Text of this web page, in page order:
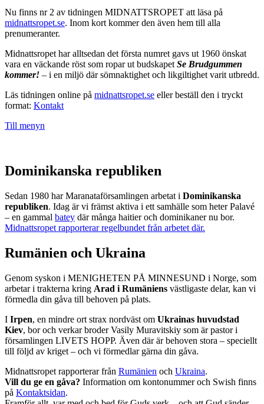
Nu finns nr 2 av tidningen MIDNATTSROPET att läsa på
midnattsropet.se. Inom kort kommer den även hem till alla
prenumeranter.
Midnattsropet har alltsedan det första numret gavs ut 1960 önskat
vara en väckande röst som ropar ut budskapet Se Brudgummen
kommer! – i en miljö där sömnaktighet och likgiltighet varit utbredd.
Läs tidningen online på midnattsropet.se eller beställ den i tryckt
format: Kontakt
Till menyn
Dominikanska republiken
Sedan 1980 har Maranataförsamlingen arbetat i Dominikanska
republiken. Idag är vi främst aktiva i ett samhälle som heter Palavé
– en gammal batey där många haitier och dominikaner nu bor.
Midnattsropet rapporterar regelbundet från arbetet där.
Rumänien och Ukraina
Genom syskon i MENIGHETEN PÅ MINNESUND i Norge, som
arbetar i trakterna kring Arad i Rumäniens västligaste delar, kan vi
förmedla din gåva till behoven på plats.
I Irpen, en mindre ort strax nordväst om Ukrainas huvudstad
Kiev, bor och verkar broder Vasily Muravitskiy som är pastor i
församlingen LIVETS HOPP. Även där är behoven stora – speciellt
till följd av kriget – och vi förmedlar gärna din gåva.
Midnattsropet rapporterar från Rumänien och Ukraina.
Vill du ge en gåva? Information om kontonummer och Swish finns
på Kontaktsidan.